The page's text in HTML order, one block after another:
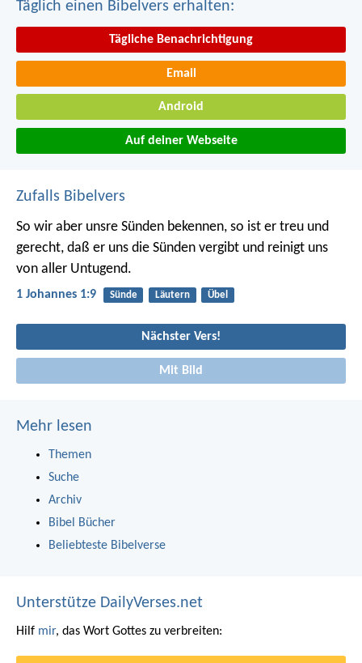
Täglich einen Bibelvers erhalten:
Tägliche Benachrichtigung
Email
Android
Auf deiner Webseite
Zufalls Bibelvers
So wir aber unsre Sünden bekennen, so ist er treu und
gerecht, daß er uns die Sünden vergibt und reinigt uns
von aller Untugend.
1 Johannes 1:9 Sünde Läutern Übel
Nächster Vers!
Mit Bild
Mehr lesen
Themen
Suche
Archiv
Bibel Bücher
Beliebteste Bibelverse
Unterstütze DailyVerses.net
Hilf mir, das Wort Gottes zu verbreiten: